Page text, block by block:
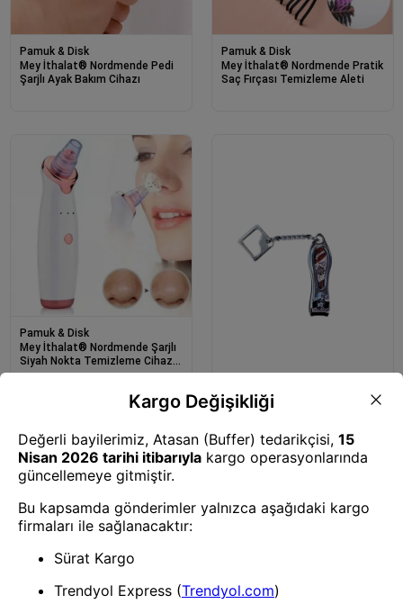
Pamuk & Disk
Mey İthalat® Nordmende Pedi
Şarjlı Ayak Bakım Cihazı
Pamuk & Disk
Mey İthalat® Nordmende Pratik
Saç Fırçası Temizleme Aleti
Pamuk & Disk
Mey İthalat® Nordmende Şarjlı
Siyah Nokta Temizleme Cihazı
5 Başlıklı
Pamuk & Disk
Mey İthalat® Nordmende